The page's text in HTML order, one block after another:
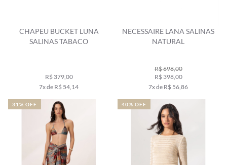
CHAPEU BUCKET LUNA
SALINAS TABACO
R$ 379,00
7x de R$ 54,14
NECESSAIRE LANA SALINAS
NATURAL
R$ 698,00
R$ 398,00
7x de R$ 56,86
31% OFF 40% OFF